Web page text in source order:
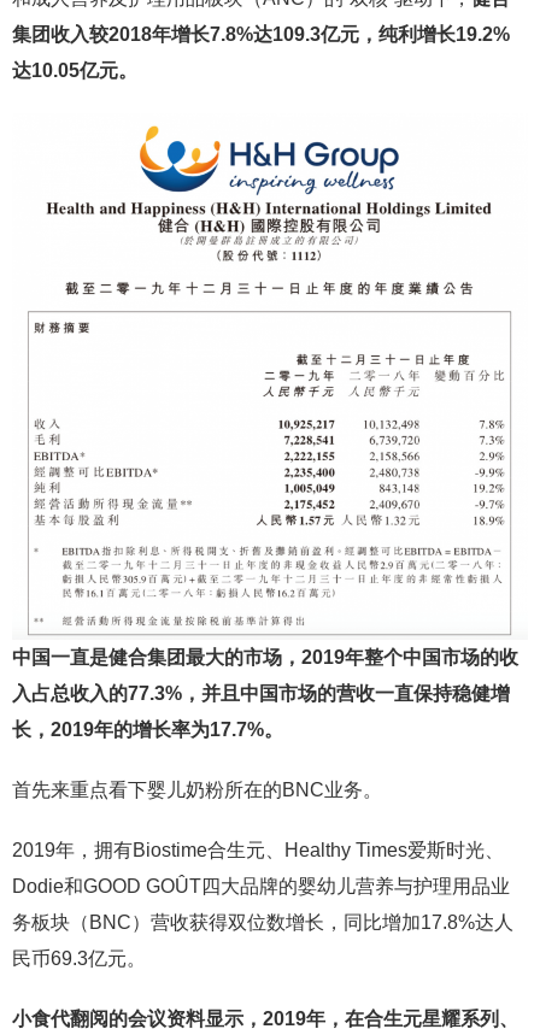
集团收入较2018年增长7.8%达109.3亿元，纯利增长19.2%
达10.05亿元。
中国一直是健合集团最大的市场，2019年整个中国市场的收
入占总收入的77.3%，并且中国市场的营收一直保持稳健增
长，2019年的增长率为17.7%。
首先来重点看下婴儿奶粉所在的BNC业务。
2019年，拥有Biostime合生元、Healthy Times爱斯时光、
Dodie和GOOD GOÛT四大品牌的婴幼儿营养与护理用品业
务板块（BNC）营收获得双位数增长，同比增加17.8%达人
民币69.3亿元。
小食代翻阅的会议资料显示，2019年，在合生元星耀系列、